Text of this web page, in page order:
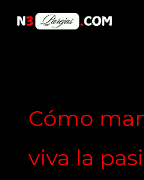
Cómo
viva la